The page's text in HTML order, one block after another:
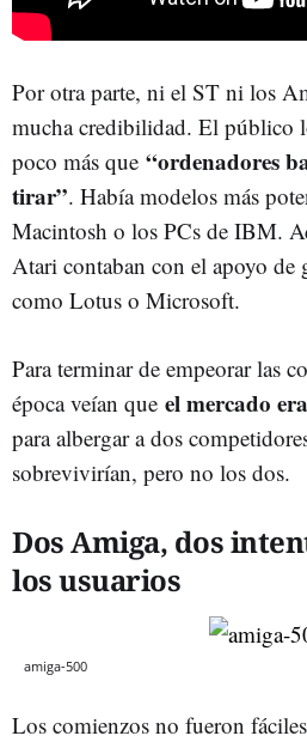
Por otra parte, ni el ST ni los
mucha credibilidad. El público
poco más que “ordenadores
tirar”. Había modelos más
Macintosh o los PCs de IBM.
Atari contaban con el apoyo de
como Lotus o Microsoft.
Para terminar de empeorar las
época veían que el mercado
para albergar a dos
sobrevivirían, pero no los dos.
Dos Amiga, dos
los usuarios
amiga-500
Los comienzos no fueron